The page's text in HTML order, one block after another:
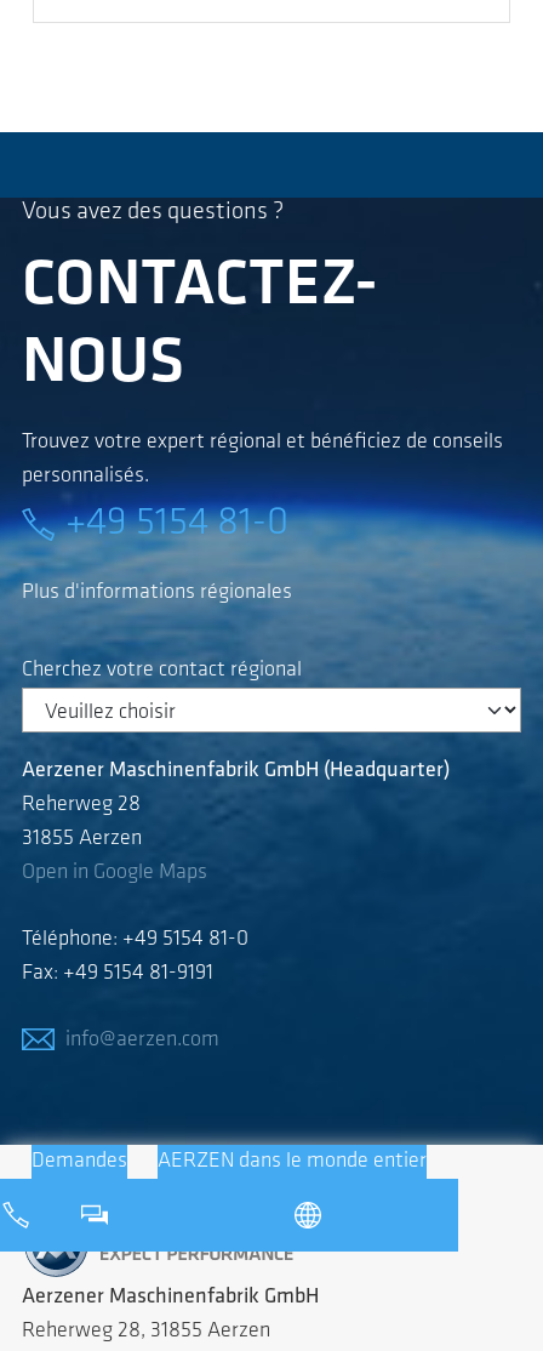
Vous avez des questions ?
CONTACTEZ-
NOUS
Trouvez votre expert régional et bénéficiez de conseils
personnalisés.
+49 5154 81-0
Plus d'informations régionales
Cherchez votre contact régional
Aerzener Maschinenfabrik GmbH (Headquarter)
Reherweg 28
31855 Aerzen
Open in Google Maps
Téléphone: +49 5154 81-0
Fax: +49 5154 81-9191
info@aerzen.com
Demandes AERZEN dans le monde entier
Aerzener Maschinenfabrik GmbH
Reherweg 28, 31855 Aerzen